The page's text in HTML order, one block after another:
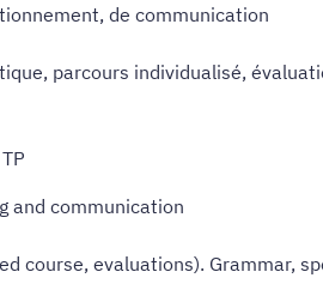
de communication
parcours individualisé,
and communication
course, evaluations). Grammar,